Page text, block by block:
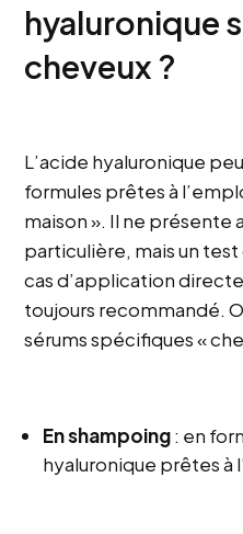
hyaluronique
cheveux ?
L’acide hyaluronique
formules prêtes à
maison ». Il ne
particulière, mais un
cas d’application
toujours recommandé.
sérums spécifiques «
En shampoing: en
hyaluronique prêtes à